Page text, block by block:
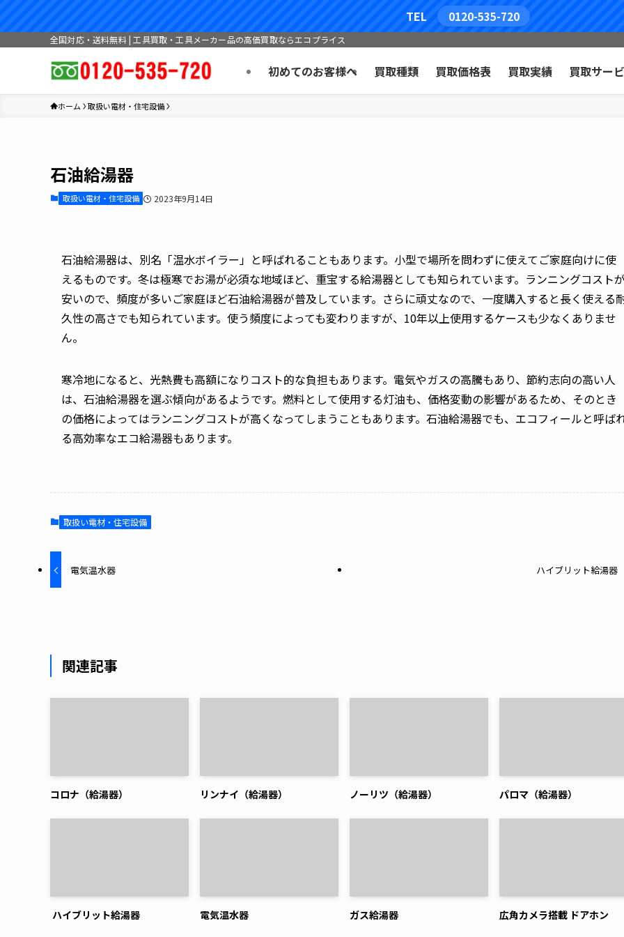
TEL 0120-535-720
全国対応・送料無料 | 工具買取・工具メーカー品の高価買取ならエコプライス
初めてのお客様へ 買取種類 買取価格表 買取実績 買取サー
ホーム 取扱い電材・住宅設備
石油給湯器
取扱い電材・住宅設備 2023年9月14日
石油給湯器は、別名「温水ボイラー」と呼ばれることもあります。小型で場所を問わずに使えてご家庭向けに使
えるものです。冬は極寒でお湯が必須な地域ほど、重宝する給湯器としても知られています。ランニングコスト
安いので、頻度が多いご家庭ほど石油給湯器が普及しています。さらに頑丈なので、一度購入すると長く使える
久性の高さでも知られています。使う頻度によっても変わりますが、10年以上使用するケースも少なくありませ
ん。
寒冷地になると、光熱費も高額になりコスト的な負担もあります。電気やガスの高騰もあり、節約志向の高い人
は、石油給湯器を選ぶ傾向があるようです。燃料として使用する灯油も、価格変動の影響があるため、そのとき
の価格によってはランニングコストが高くなってしまうこともあります。石油給湯器でも、エコフィールと呼ば
る高効率なエコ給湯器もあります。
取扱い電材・住宅設備
電気温水器 ハイブリット給湯器
関連記事
コロナ（給湯器） リンナイ（給湯器） ノーリツ（給湯器） パロマ（給湯器）
ハイブリット給湯器 電気温水器 ガス給湯器 広角カメラ搭載 ドアホン